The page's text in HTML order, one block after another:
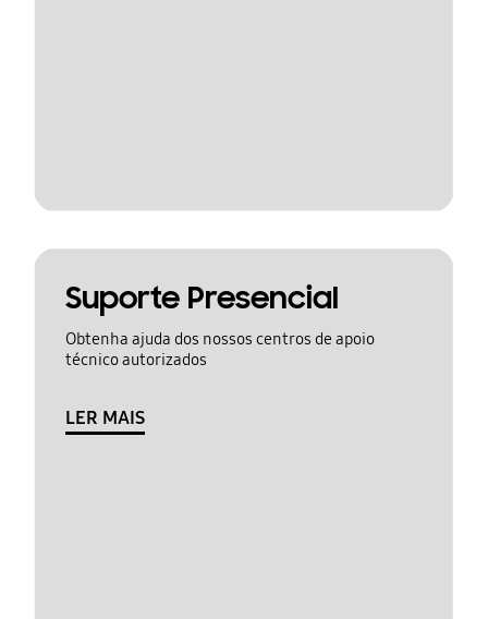
Suporte Presencial
Obtenha ajuda dos nossos centros de apoio
técnico autorizados
LER MAIS